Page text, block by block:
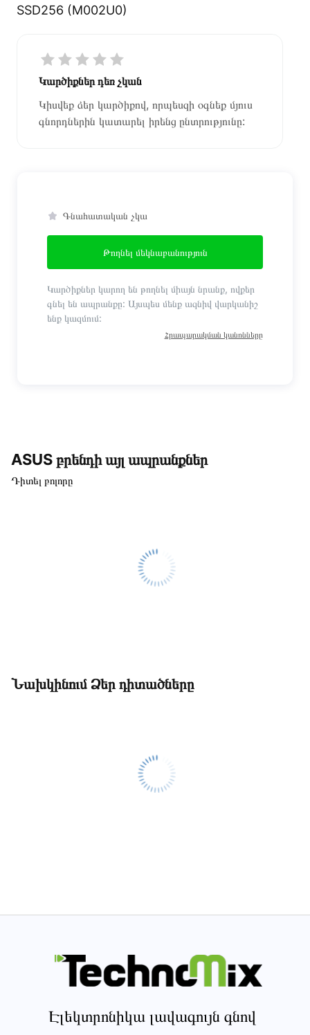
SSD256 (M002U0)
Կարծիքներ դեռ չկան
Կիսվեք ձեր կարծիքով, որպեսզի օգնեք մյուս
գնորդներին կատարել իրենց ընտրությունը:
Գնահատական չկա
Թողնել մեկնաբանություն
Կարծիքներ կարող են թողնել միայն նրանք, ովքեր
գնել են ապրանքը: Այսպես մենք ազնիվ վարկանիշ
ենք կազմում:
Հրապարակման կանոնները
ASUS բրենդի այլ ապրանքներ
Դիտել բոլորը
Նախկինում Ձեր դիտածները
Էլեկտրոնիկա լավագույն գնով